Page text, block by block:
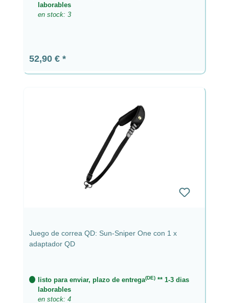
laborables
en stock: 3
Precio normal:
52,90 €
Juego de correa QD: Sun-Sniper One con 1 x
adaptador QD
listo para enviar, plazo de entrega(DE) ** 1-3 dias
laborables
en stock: 4